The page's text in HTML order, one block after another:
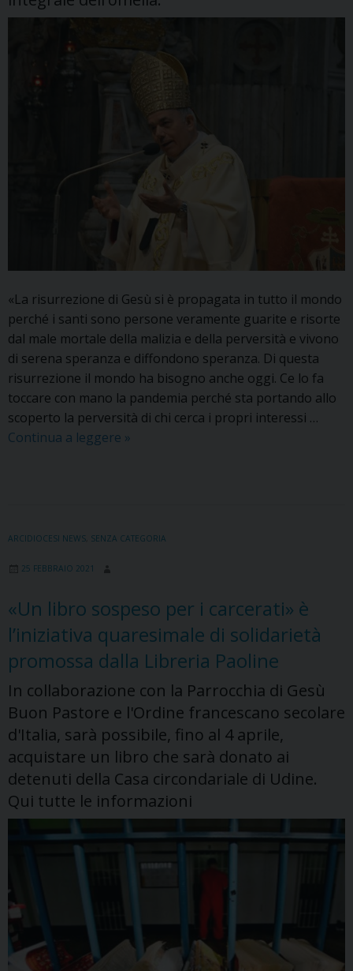
«La risurrezione di Gesù si è propagata in tutto il mondo
perché i santi sono persone veramente guarite e risorte
dal male mortale della malizia e della perversità e vivono
di serena speranza e diffondono speranza. Di questa
risurrezione il mondo ha bisogno anche oggi. Ce lo fa
toccare con mano la pandemia perché sta portando allo
scoperto la perversità di chi cerca i propri interessi …
Continua a leggere L’Arcivescovo:
che
di
Cristo,
impastando
il
cuore
di
amore
e
sincerità»
»
ARCIDIOCESI NEWS SENZA CATEGORIA
25 FEBBRAIO 2021
«Un libro sospeso per i carcerati» è
l’iniziativa quaresimale di solidarietà
promossa dalla Libreria Paoline
In collaborazione con la Parrocchia di Gesù
Buon Pastore e l'Ordine francescano secolare
d'Italia, sarà possibile, fino al 4 aprile,
acquistare un libro che sarà donato ai
detenuti della Casa circondariale di Udine.
Qui tutte le informazioni